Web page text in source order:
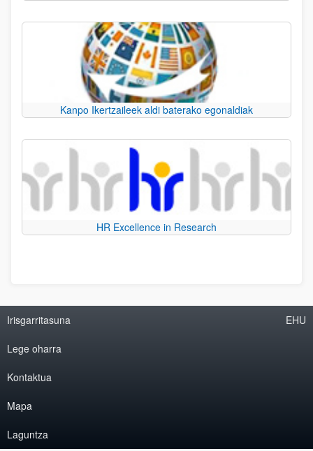
Kanpo Ikertzaileek aldi baterako egonaldiak
HR Excellence in Research
Irisgarritasuna
Lege oharra
Kontaktua
Mapa
Laguntza
EHU